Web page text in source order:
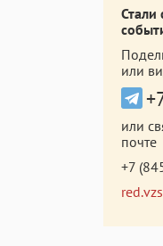
Стали
или
или
почте
+7